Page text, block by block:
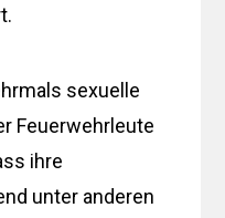
sexuelle
Feuerwehrleute
ihre
unter anderen